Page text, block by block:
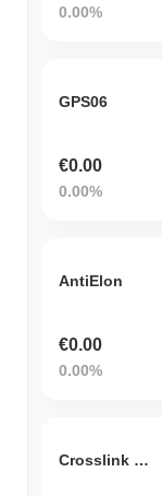
0.00%
GPS06
€0.00
0.00%
AntiElon
€0.00
0.00%
Crosslink Protocol